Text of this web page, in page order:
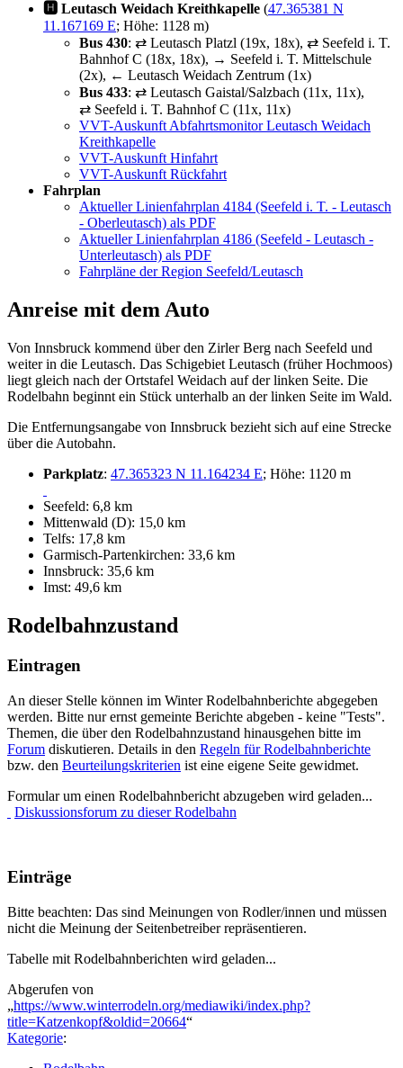
🅷 Leutasch Weidach Kreithkapelle (47.365381 N
11.167169 E; Höhe: 1128 m)
Bus 430: ⇄ Leutasch Platzl (19x, 18x), ⇄ Seefeld i. T.
Bahnhof C (18x, 18x), → Seefeld i. T. Mittelschule
(2x), ← Leutasch Weidach Zentrum (1x)
Bus 433: ⇄ Leutasch Gaistal/Salzbach (11x, 11x),
⇄ Seefeld i. T. Bahnhof C (11x, 11x)
VVT-Auskunft Abfahrtsmonitor Leutasch Weidach
Kreithkapelle
VVT-Auskunft Hinfahrt
VVT-Auskunft Rückfahrt
Fahrplan
Aktueller Linienfahrplan 4184 (Seefeld i. T. - Leutasch
- Oberleutasch) als PDF
Aktueller Linienfahrplan 4186 (Seefeld - Leutasch -
Unterleutasch) als PDF
Fahrpläne der Region Seefeld/Leutasch
Anreise mit dem Auto
Von Innsbruck kommend über den Zirler Berg nach Seefeld und
weiter in die Leutasch. Das Schigebiet Leutasch (früher Hochmoos)
liegt gleich nach der Ortstafel Weidach auf der linken Seite. Die
Rodelbahn beginnt ein Stück unterhalb an der linken Seite im Wald.
Die Entfernungsangabe von Innsbruck bezieht sich auf eine Strecke
über die Autobahn.
Parkplatz: 47.365323 N 11.164234 E; Höhe: 1120 m
Seefeld: 6,8 km
Mittenwald (D): 15,0 km
Telfs: 17,8 km
Garmisch-Partenkirchen: 33,6 km
Innsbruck: 35,6 km
Imst: 49,6 km
Rodelbahnzustand
Eintragen
An dieser Stelle können im Winter Rodelbahnberichte abgegeben
werden. Bitte nur ernst gemeinte Berichte abgeben - keine "Tests".
Themen, die über den Rodelbahnzustand hinausgehen bitte im
Forum diskutieren. Details in den Regeln für Rodelbahnberichte
bzw. den Beurteilungskriterien ist eine eigene Seite gewidmet.
Formular um einen Rodelbahnbericht abzugeben wird geladen...
Diskussionsforum zu dieser Rodelbahn
Einträge
Bitte beachten: Das sind Meinungen von Rodler/innen und müssen
nicht die Meinung der Seitenbetreiber repräsentieren.
Tabelle mit Rodelbahnberichten wird geladen...
Abgerufen von
„https://www.winterrodeln.org/mediawiki/index.php?
title=Katzenkopf&oldid=20664“
Kategorie: